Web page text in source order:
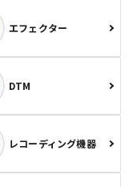
エフェクター
DTM
レコーディング機器